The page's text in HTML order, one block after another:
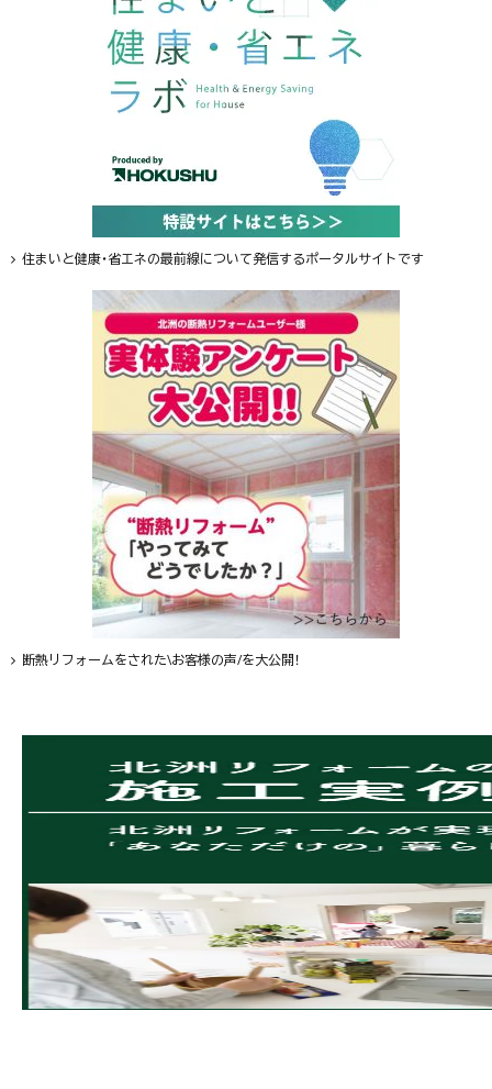
住まいと健康・省エネの最前線について発信するポータルサイトです
断熱リフォームをされた\お客様の声/を大公開！